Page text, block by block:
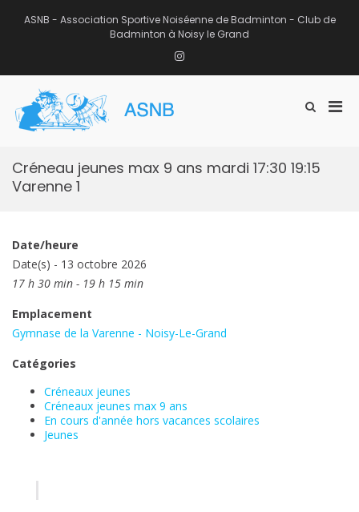
ASNB - Association Sportive Noiséenne de Badminton - Club de
Badminton à Noisy le Grand
Instagram
Afficher
recherche
Créneau jeunes max 9 ans mardi 17:30 19:15
Varenne 1
Date/heure
Date(s) - 13 octobre 2026
17 h 30 min - 19 h 15 min
Emplacement
Gymnase de la Varenne - Noisy-Le-Grand
Catégories
Créneaux jeunes
Créneaux jeunes max 9 ans
En cours d'année hors vacances scolaires
Jeunes